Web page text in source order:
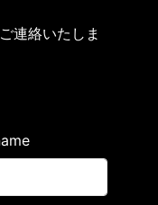
連絡いたしま